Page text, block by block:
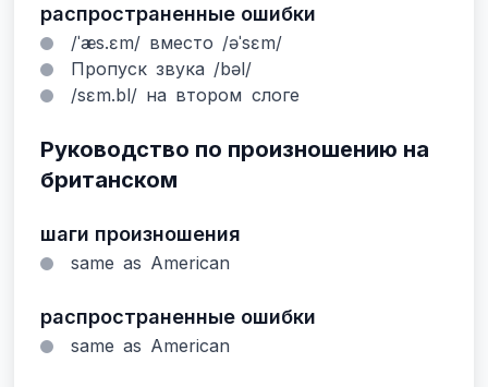
распространенные ошибки
/ˈæs.ɛm/ вместо /əˈsɛm/
Пропуск звука /bəl/
/sɛm.bl/ на втором слоге
Руководство по произношению на
британском
шаги произношения
same as American
распространенные ошибки
same as American